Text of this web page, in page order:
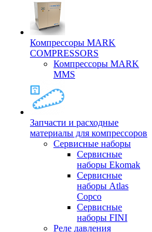
Компрессоры MARK
COMPRESSORS
Компрессоры MARK
MMS
Запчасти и расходные
материалы для компрессоров
Cервисные наборы
Сервисные
наборы Ekomak
Cервисные
наборы Atlas
Copco
Сервисные
наборы FINI
Реле давления